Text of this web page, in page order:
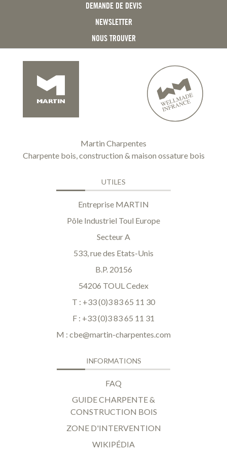
DEMANDE DE DEVIS
NEWSLETTER
NOUS TROUVER
Martin Charpentes
Charpente bois, construction & maison ossature bois
UTILES
Entreprise MARTIN
Pôle Industriel Toul Europe
Secteur A
533, rue des Etats-Unis
B.P. 20156
54206 TOUL Cedex
T : +33 (0)3 83 65 11 30
F : +33 (0)3 83 65 11 31
M : cbe@martin-charpentes.com
INFORMATIONS
FAQ
GUIDE CHARPENTE &
CONSTRUCTION BOIS
ZONE D'INTERVENTION
WIKIPÉDIA